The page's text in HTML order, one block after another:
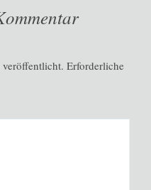
Erforderliche